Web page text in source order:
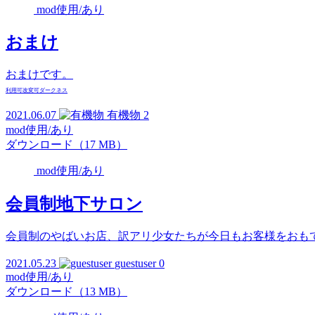
mod使用/あり
おまけ
おまけです。
利用可改変可ダークネス
2021.06.07 有機物 2
mod使用/あり
ダウンロード（17 MB）
mod使用/あり
会員制地下サロン
会員制のやばいお店、訳アリ少女たちが今日もお客様をおも
2021.05.23 guestuser 0
mod使用/あり
ダウンロード（13 MB）